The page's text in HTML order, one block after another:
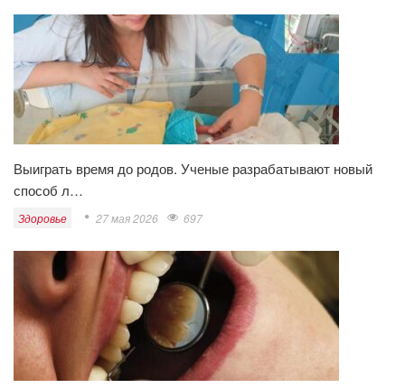
Выиграть время до родов. Ученые разрабатывают новый
способ л…
Здоровье 27 мая 2026 697